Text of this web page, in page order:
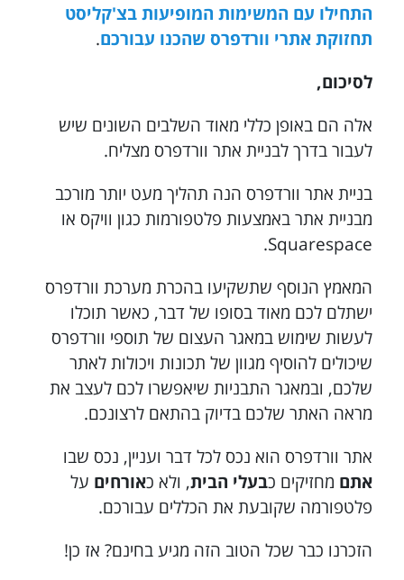
התחילו עם המשימות המופיעות בצ'קליסט
תחזוקת אתרי וורדפרס שהכנו עבורכם.
לסיכום,
אלה הם באופן כללי מאוד השלבים השונים שיש
לעבור בדרך לבניית אתר וורדפרס מצליח.
בניית אתר וורדפרס הנה תהליך מעט יותר מורכב
מבניית אתר באמצעות פלטפורמות כגון וויקס או
Squarespace.
המאמץ הנוסף שתשקיעו בהכרת מערכת וורדפרס
ישתלם לכם מאוד בסופו של דבר, כאשר תוכלו
לעשות שימוש במאגר העצום של תוספי וורדפרס
שיכולים להוסיף מגוון של תכונות ויכולות לאתר
שלכם, ובמאגר התבניות שיאפשרו לכם לעצב את
מראה האתר שלכם בדיוק בהתאם לרצונכם.
אתר וורדפרס הוא נכס לכל דבר ועניין, נכס שבו
אתם מחזיקים כבעלי הבית, ולא כאורחים על
פלטפורמה שקובעת את הכללים עבורכם.
הזכרנו כבר שכל הטוב הזה מגיע בחינם? אז כן!